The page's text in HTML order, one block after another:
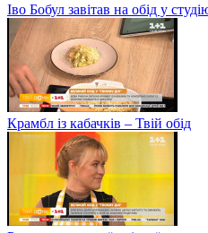
Іво Бобул завітав на обід у
Крамбл із кабачків – Твій обід